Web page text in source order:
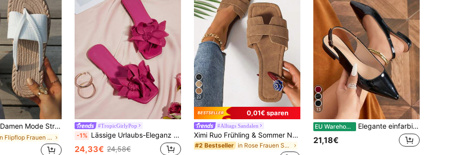
Damen Mode Strand Flip Flops, offene Zehen Pantoffeln, leichte Sommer Pantoffeln, Urlaubs-Essential, große Größen Zehentrenner Sandalen
in Flipflop Frauen Flache Sandalen
#TropicGirlyPop
-1% Lässige Urlaubs-Eleganz Floral Rose Pink Quadratische Zehenkappe Flache Sandalen Pantoffeln Valentinstag, Frühling Sommer Outfits
24,33€ 24,58€
22
0,01€ sparen
#Alltags Sandalen
Ximi Ruo Frühling & Sommer Neue Mode Lässige Slip-On Hausschuhe, Damen bequeme flache Slides Sandalen, Outdoor-Trage Strandschuhe, Urlaubs-Essential
#2 Bestseller in Rose Frauen Sandalen
13
EU Warehouse Elegante einfarbige Damenschuhe, Knöchelriemen leichte flache Absatz Spitzschuh Pumps
21,18€